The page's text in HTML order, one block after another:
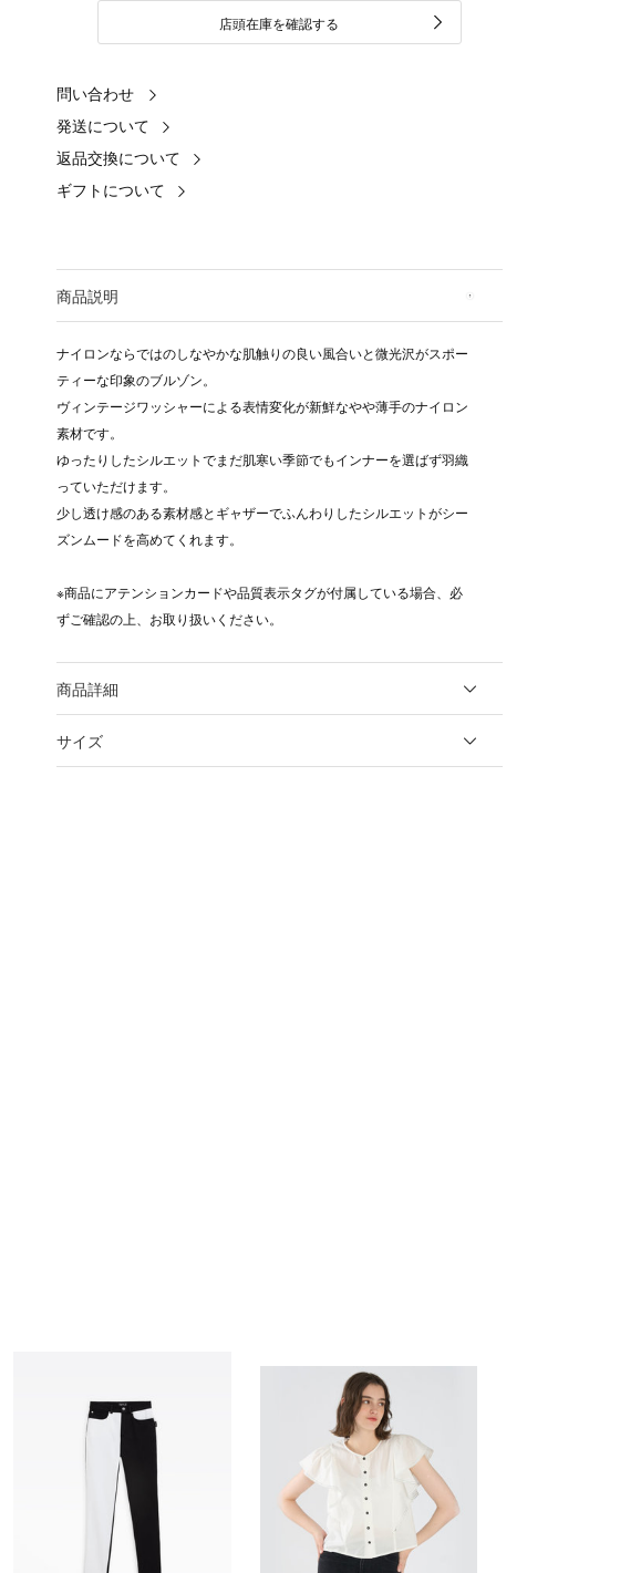
店頭在庫を確認する
問い合わせ
発送について
返品交換について
ギフトについて
商品説明
ナイロンならではのしなやかな肌触りの良い風合いと微光沢がスポー
ティーな印象のブルゾン。
ヴィンテージワッシャーによる表情変化が新鮮なやや薄手のナイロン
素材です。
ゆったりしたシルエットでまだ肌寒い季節でもインナーを選ばず羽織
っていただけます。
少し透け感のある素材感とギャザーでふんわりしたシルエットがシー
ズンムードを高めてくれます。
※商品にアテンションカードや品質表示タグが付属している場合、必
ずご確認の上、お取り扱いください。
商品詳細
サイズ